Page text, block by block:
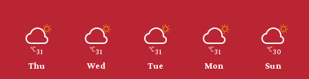
30
℃
Sun
31
℃
Mon
31
℃
Tue
31
℃
Wed
31
℃
Thu